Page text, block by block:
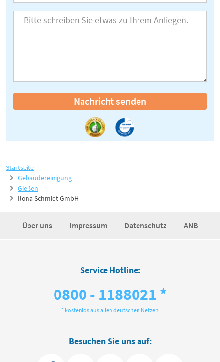
Startseite
Gebäudereinigung
Gießen
Ilona Schmidt GmbH
Nachricht senden
Über uns Impressum Datenschutz ANB
Service Hotline:
0800 - 1188021 *
* kostenlos aus allen deutschen Netzen
Besuchen Sie uns auf: